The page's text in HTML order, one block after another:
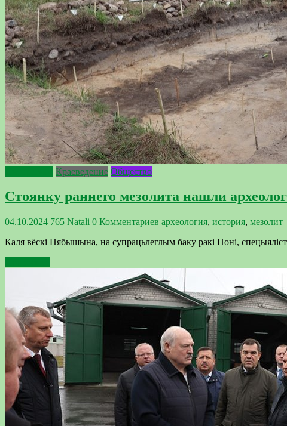
Краеведение Общество
Стоянку раннего мезолита нашли
04.10.2024 765 Natali 0 Комментариев археология, история, мезолит
Каля вёскі Нябышына, на супрацьлеглым баку ракі Поні,